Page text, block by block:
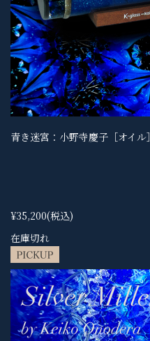
青き迷宮：小野寺慶子［オイル］
¥35,200(税込)
在庫切れ